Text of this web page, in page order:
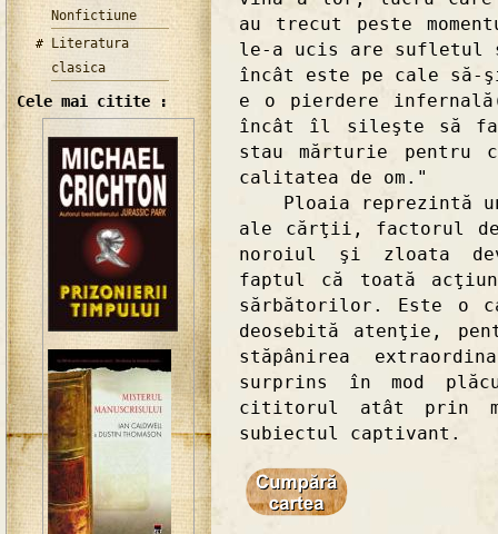
Nonfictiune
Literatura
clasica
Cele mai citite :
au trecut peste
le-a ucis are sufletul
încât este pe cale să-
e o pierdere
încât îl sileşte să
stau mărturie
calitatea de om."
Ploaia reprezintă
ale cărţii, factorul
noroiul şi zloata
faptul că toată
sărbătorilor. Este o
deosebită atenţie,
stăpânirea
surprins în mod
cititorul atât prin
subiectul captivant.